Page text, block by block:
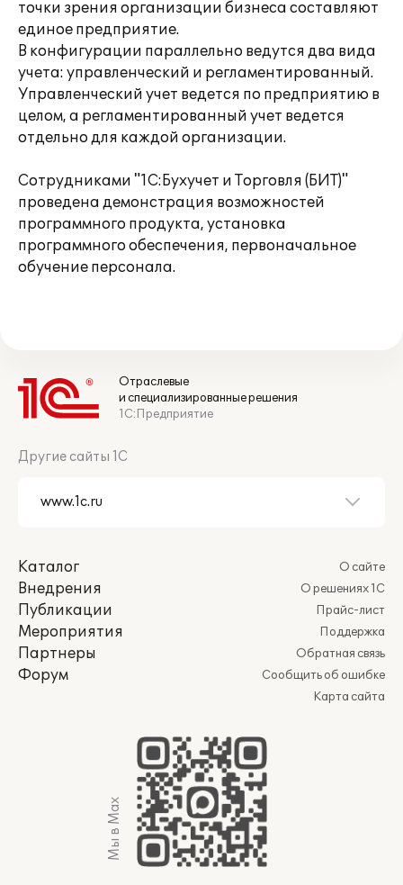
точки зрения организации бизнеса составляют
единое предприятие.
В конфигурации параллельно ведутся два вида
учета: управленческий и регламентированный.
Управленческий учет ведется по предприятию в
целом, а регламентированный учет ведется
отдельно для каждой организации.
Сотрудниками "1С:Бухучет и Торговля (БИТ)"
проведена демонстрация возможностей
программного продукта, установка
программного обеспечения, первоначальное
обучение персонала.
Отраслевые
и специализированные решения
1С:Предприятие
Другие сайты 1С
Каталог
Внедрения
Публикации
Мероприятия
Партнеры
Форум
О сайте
О решениях 1С
Прайс-лист
Поддержка
Обратная связь
Сообщить об ошибке
Карта сайта
Мы в Max